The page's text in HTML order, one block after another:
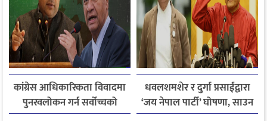
कांग्रेस आधिकारिकता विवादमा
पुनरवलोकन गर्न सर्वोच्चको
अनुमति
धवलशमशेर र दुर्गा प्रसाईंद्वारा
‘जय नेपाल पार्टी’ घोषणा, साउन
२८ मा आयोगमा दर्ता गर्ने तयारी